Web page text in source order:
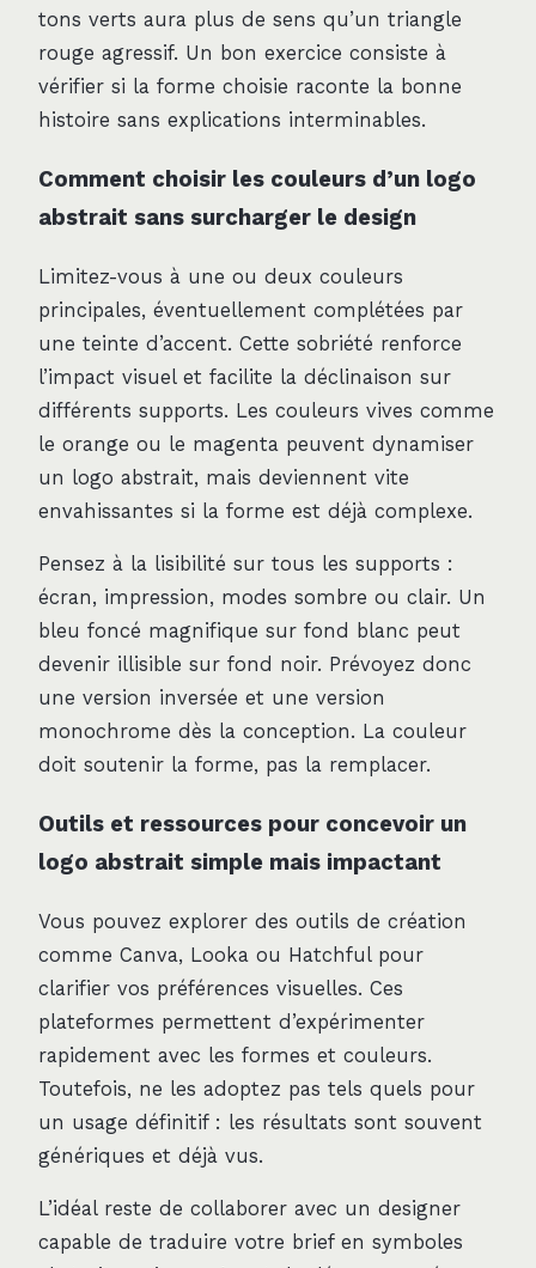
tons verts aura plus de sens qu’un triangle
rouge agressif. Un bon exercice consiste à
vérifier si la forme choisie raconte la bonne
histoire sans explications interminables.
Comment choisir les couleurs d’un logo
abstrait sans surcharger le design
Limitez-vous à une ou deux couleurs
principales, éventuellement complétées par
une teinte d’accent. Cette sobriété renforce
l’impact visuel et facilite la déclinaison sur
différents supports. Les couleurs vives comme
le orange ou le magenta peuvent dynamiser
un logo abstrait, mais deviennent vite
envahissantes si la forme est déjà complexe.
Pensez à la lisibilité sur tous les supports :
écran, impression, modes sombre ou clair. Un
bleu foncé magnifique sur fond blanc peut
devenir illisible sur fond noir. Prévoyez donc
une version inversée et une version
monochrome dès la conception. La couleur
doit soutenir la forme, pas la remplacer.
Outils et ressources pour concevoir un
logo abstrait simple mais impactant
Vous pouvez explorer des outils de création
comme Canva, Looka ou Hatchful pour
clarifier vos préférences visuelles. Ces
plateformes permettent d’expérimenter
rapidement avec les formes et couleurs.
Toutefois, ne les adoptez pas tels quels pour
un usage définitif : les résultats sont souvent
génériques et déjà vus.
L’idéal reste de collaborer avec un designer
capable de traduire votre brief en symboles